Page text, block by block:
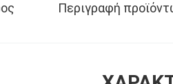
Περιγραφή